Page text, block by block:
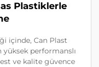
Plastiklerle
içinde, Can Plast
performanslı
ve kalite güvence